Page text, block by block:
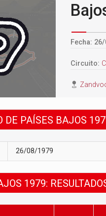
Fecha:
Circuito:
DE PAÍSES BAJOS
26/08/1979
1979: